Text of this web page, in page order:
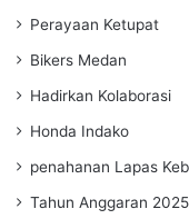
Perayaan Ketupat
Bikers Medan
Hadirkan Kolaborasi
Honda Indako
penahanan Lapas
Tahun Anggaran 2025